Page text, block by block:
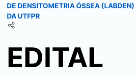
DE DENSITOMETRIA ÓSSEA
DA UTFPR
EDITAL